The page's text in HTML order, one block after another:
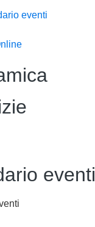
eventi
eventi